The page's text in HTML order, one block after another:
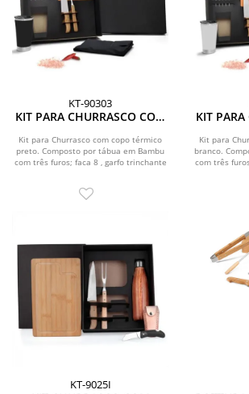
KT-90303
KIT PARA CHURRASCO COM
Kit para Churrasco com copo térmico
preto. Composto por tábua em Bambu
com três furos; faca 8 , garfo trinchante
KIT PARA
Kit para
branco.
com três
KT-9025I